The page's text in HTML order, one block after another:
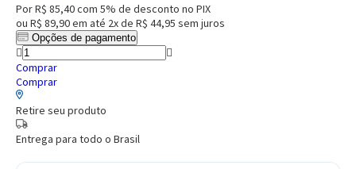
PorR$ 85,40com 5% de desconto no PIX
ou R$ 89,90em até 2x de R$ 44,95 sem juros
Opções de pagamento
Comprar
Comprar
Retire seu produto
Entrega para todo o Brasil